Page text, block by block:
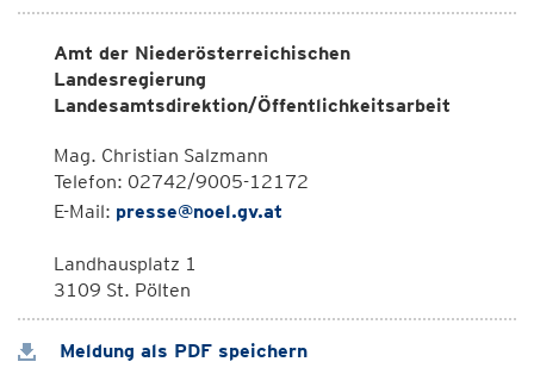
Amt der Niederösterreichischen
Landesregierung
Landesamtsdirektion/Öffentlichkeitsarbeit
Mag. Christian Salzmann
Telefon: 02742/9005-12172
E-Mail: presse@noel.gv.at
Landhausplatz 1
3109 St. Pölten
Meldung als PDF speichern